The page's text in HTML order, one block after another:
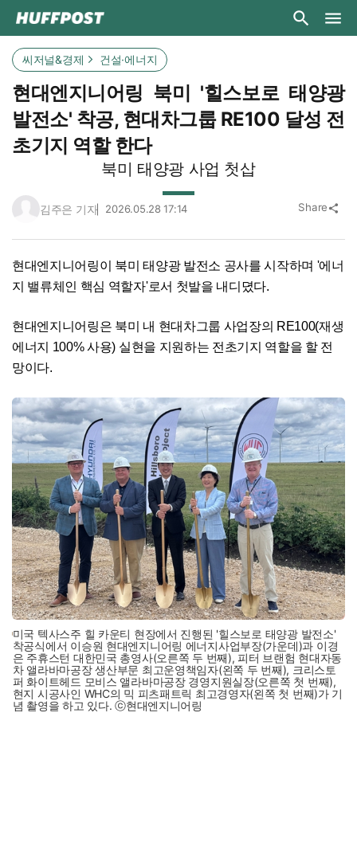
씨저널&경제 건설·에너지
현대엔지니어링 북미 '힐스보로 태양광
발전소' 착공, 현대차그룹 RE100 달성 전
초기지 역할 한다
북미 태양광 사업 첫삽
김주은 기자 2026.05.28 17:14 Share share
현대엔지니어링이 북미 태양광 발전소 공사를 시작하며 '에너
지 밸류체인 핵심 역할자'로서 첫발을 내디뎠다.
현대엔지니어링은 북미 내 현대차그룹 사업장의 RE100(재생
에너지 100% 사용) 실현을 지원하는 전초기지 역할을 할 전
망이다.
미국 텍사스주 힐 카운티 현장에서 진행된 '힐스보로 태양광 발전소'
착공식에서 이승원 현대엔지니어링 에너지사업부장(가운데)과 이경
은 주휴스턴 대한민국 총영사(오른쪽 두 번째), 피터 브랜험 현대자동
차 앨라바마공장 생산부문 최고운영책임자(왼쪽 두 번째), 크리스토
퍼 화이트헤드 모비스 앨라바마공장 경영지원실장(오른쪽 첫 번째),
현지 시공사인 WHC의 믹 피츠패트릭 최고경영자(왼쪽 첫 번째)가 기
념 촬영을 하고 있다. ⓒ현대엔지니어링